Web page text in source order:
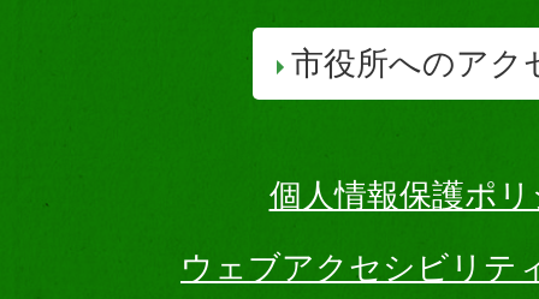
市役所へのアク
個人情報保護ポ
ウェブアクセシビリテ